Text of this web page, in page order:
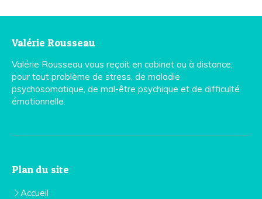
Valérie Rousseau
Valérie Rousseau vous reçoit en cabinet ou à distance,
pour tout problème de stress, de maladie
psychosomatique, de mal-être psychique et de difficulté
émotionnelle.
Plan du site
Accueil